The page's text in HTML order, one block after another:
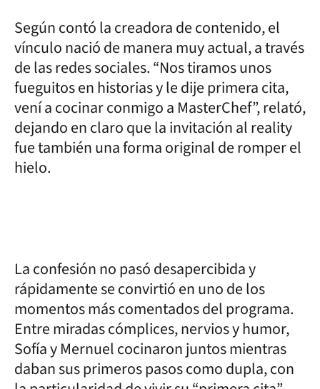
Según contó la creadora de contenido, el
vínculo nació de manera muy actual, a través
de las redes sociales. “Nos tiramos unos
fueguitos en historias y le dije primera cita,
vení a cocinar conmigo a MasterChef”, relató,
dejando en claro que la invitación al reality
fue también una forma original de romper el
hielo.
La confesión no pasó desapercibida y
rápidamente se convirtió en uno de los
momentos más comentados del programa.
Entre miradas cómplices, nervios y humor,
Sofía y Mernuel cocinaron juntos mientras
daban sus primeros pasos como dupla, con